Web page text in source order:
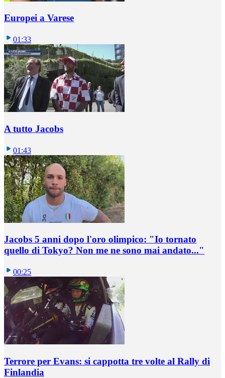
Europei a Varese
01:33
A tutto Jacobs
01:43
Jacobs 5 anni dopo l'oro olimpico: "Io tornato
quello di Tokyo? Non me ne sono mai andato..."
00:25
Terrore per Evans: si cappotta tre volte al Rally di
Finlandia